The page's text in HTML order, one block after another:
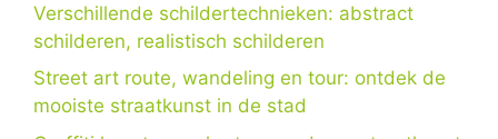
Verschillende schildertechnieken: abstract
schilderen, realistisch schilderen
Street art route, wandeling en tour: ontdek de
mooiste straatkunst in de stad